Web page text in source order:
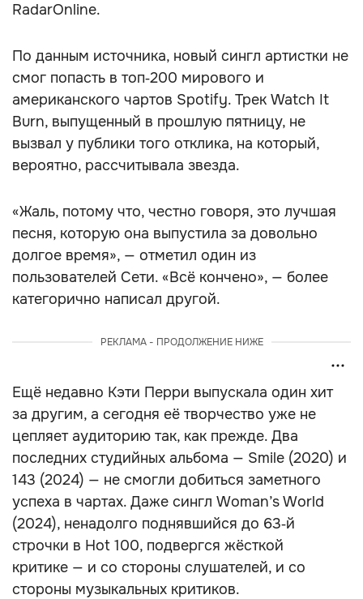
RadarOnline.
По данным источника, новый сингл артистки не
смог попасть в топ‑200 мирового и
американского чартов Spotify. Трек Watch It
Burn, выпущенный в прошлую пятницу, не
вызвал у публики того отклика, на который,
вероятно, рассчитывала звезда.
«Жаль, потому что, честно говоря, это лучшая
песня, которую она выпустила за довольно
долгое время», — отметил один из
пользователей Сети. «Всё кончено», — более
категорично написал другой.
РЕКЛАМА - ПРОДОЛЖЕНИЕ НИЖЕ
Ещё недавно Кэти Перри выпускала один хит
за другим, а сегодня её творчество уже не
цепляет аудиторию так, как прежде. Два
последних студийных альбома — Smile (2020) и
143 (2024) — не смогли добиться заметного
успеха в чартах. Даже сингл Woman’s World
(2024), ненадолго поднявшийся до 63‑й
строчки в Hot 100, подвергся жёсткой
критике — и со стороны слушателей, и со
стороны музыкальных критиков.